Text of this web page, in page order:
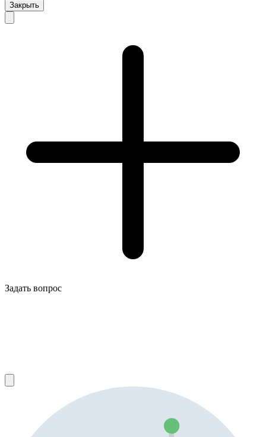
Закрыть
Задать вопрос